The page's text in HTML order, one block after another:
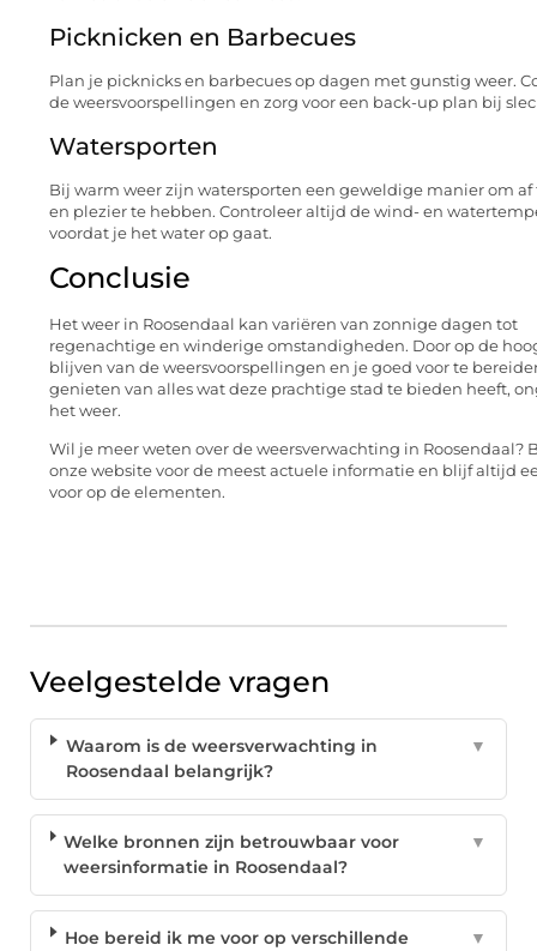
Picknicken en Barbecues
Plan je picknicks en barbecues op dagen met gunstig weer.
de weersvoorspellingen en zorg voor een back-up plan bij
Watersporten
Bij warm weer zijn watersporten een geweldige manier om af
en plezier te hebben. Controleer altijd de wind- en
voordat je het water op gaat.
Conclusie
Het weer in Roosendaal kan variëren van zonnige dagen tot
regenachtige en winderige omstandigheden. Door op de
blijven van de weersvoorspellingen en je goed voor te
genieten van alles wat deze prachtige stad te bieden heeft,
het weer.
Wil je meer weten over de weersverwachting in Roosendaal?
onze website voor de meest actuele informatie en blijf altijd
voor op de elementen.
Veelgestelde vragen
Waarom is de weersverwachting in
Roosendaal belangrijk?
▼
Welke bronnen zijn betrouwbaar voor
weersinformatie in Roosendaal?
▼
Hoe bereid ik me voor op verschillende
▼